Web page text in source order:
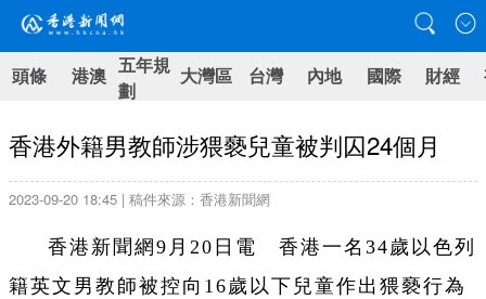
頭條 港澳 五年規
劃
大灣區 台灣 內地 國際 財經
香港外籍男教師涉猥褻兒童被判囚24個月
2023-09-20 18:45 | 稿件來源：香港新聞網
香港新聞網9月20日電 香港一名34歲以色列
籍英文男教師被控向16歲以下兒童作出猥褻行為